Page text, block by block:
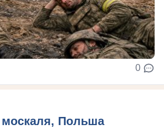
0
москаля, Польша